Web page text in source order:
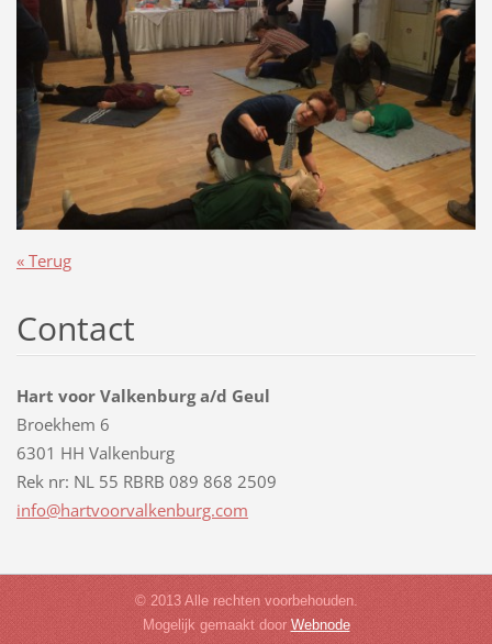
« Terug
Contact
Hart voor Valkenburg a/d Geul
Broekhem 6
6301 HH Valkenburg
Rek nr: NL 55 RBRB 089 868 2509
info@hartvoorvalkenburg.com
© 2013 Alle rechten voorbehouden.
Mogelijk gemaakt door Webnode